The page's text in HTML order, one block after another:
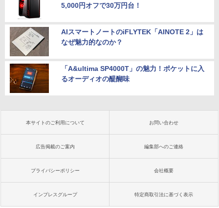
5,000円オフで30万円台！
AIスマートノートのiFLYTEK「AINOTE 2」は
なぜ魅力的なのか？
「A&ultima SP4000T」の魅力！ポケットに入
るオーディオの醍醐味
本サイトのご利用について お問い合わせ
広告掲載のご案内 編集部へのご連絡
プライバシーポリシー 会社概要
インプレスグループ 特定商取引法に基づく表示